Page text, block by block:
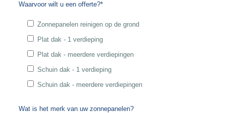
Waarvoor wilt u een offerte?*
Zonnepanelen reinigen op de grond
Plat dak - 1 verdieping
Plat dak - meerdere verdiepingen
Schuin dak - 1 verdieping
Schuin dak - meerdere verdiepingen
Wat is het merk van uw zonnepanelen?